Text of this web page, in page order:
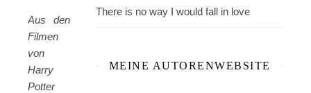
Aus den
Filmen
von
Harry
Potter
There is no way I would fall in love
MEINE AUTORENWEBSITE